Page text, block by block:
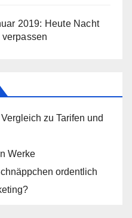
2019: Heute Nacht
Vergleich zu Tarifen und
Werke
ordentlich